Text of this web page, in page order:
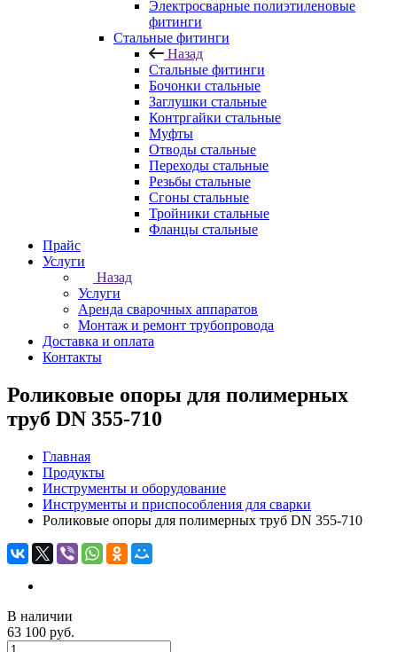
Электросварные полиэтиленовые
фитинги
Стальные фитинги
Назад
Стальные фитинги
Бочонки стальные
Заглушки стальные
Контргайки стальные
Муфты
Отводы стальные
Переходы стальные
Резьбы стальные
Сгоны стальные
Тройники стальные
Фланцы стальные
Прайс
Услуги
Назад
Услуги
Аренда сварочных аппаратов
Монтаж и ремонт трубопровода
Доставка и оплата
Контакты
Роликовые опоры для полимерных
труб DN 355-710
Главная
Продукты
Инструменты и оборудование
Инструменты и приспособления для сварки
Роликовые опоры для полимерных труб DN 355-710
В наличии
63 100 руб.